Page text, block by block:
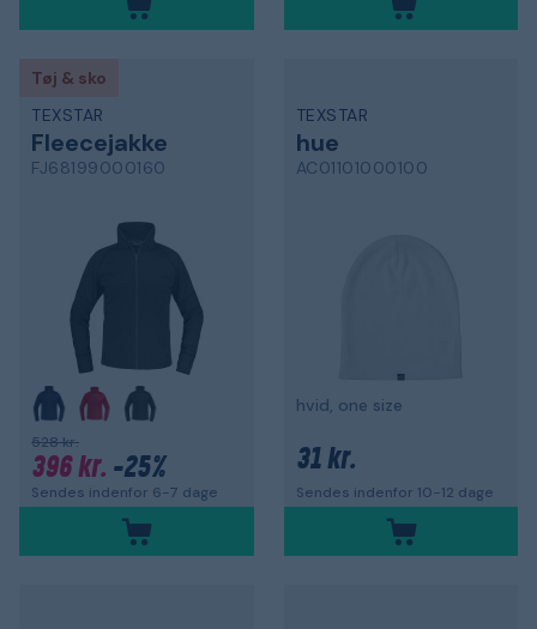
Tøj & sko
TEXSTAR
Fleecejakke
FJ68199000160
528 kr.
396 kr. -25%
Sendes indenfor 6-7 dage
TEXSTAR
hue
AC01101000100
hvid, one size
31 kr.
Sendes indenfor 10-12 dage